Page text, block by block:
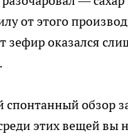
от этого
зефир оказался
спонтанный обзор
этих вещей вы